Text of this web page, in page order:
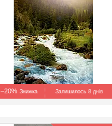
–20% Залишилось 8 днів